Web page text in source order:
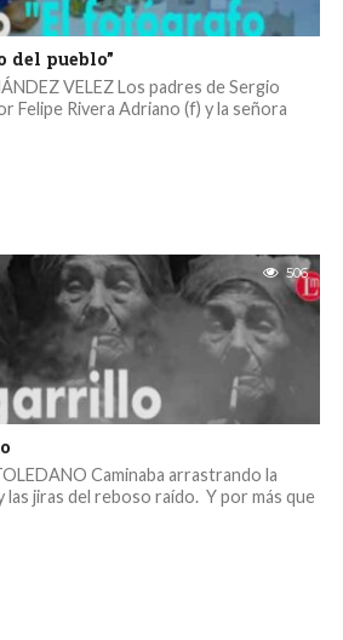
del pueblo”
VELEZ Los padres de Sergio
Felipe Rivera Adriano (f) y la señora
506
Caminaba arrastrando la
jiras del reboso raído. Y por más que